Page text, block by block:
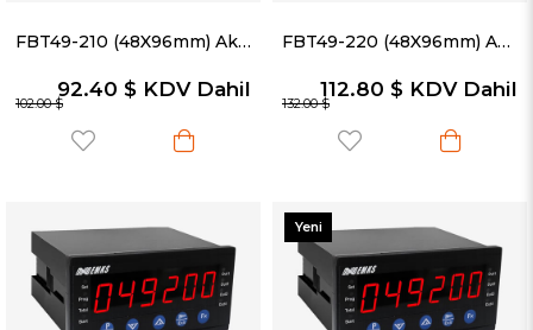
FBT49-210 (48X96mm) Akış Hızı Ölçüm ve Miktar Sayma Cihazı (RS-485 Haberleşme, MODBUS ASCII/RTU)
92.40 $ KDV Dahil
102.00 $
FBT49-220 (48X96mm) Akış Hızı Ölçüm ve Miktar Sayma Cihazı (4...20mA Analog Çıkış)
112.80 $ KDV Dahil
132.00 $
Yeni
Ürün